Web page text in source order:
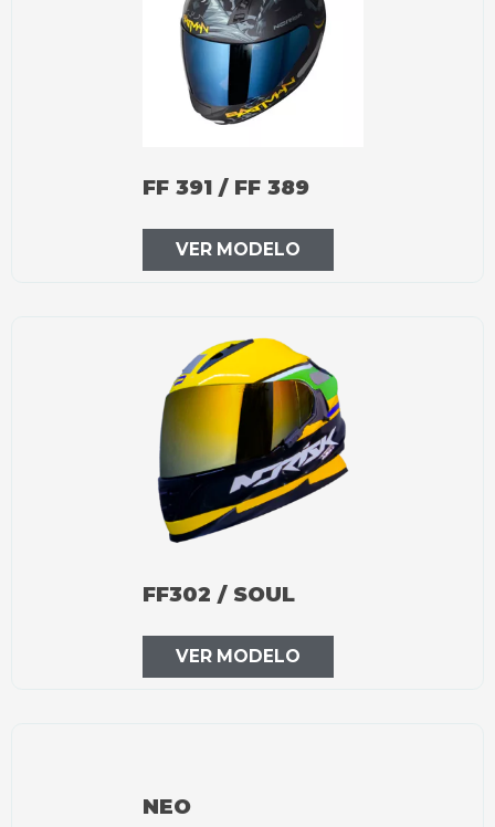
FF 391 / FF 389
VER MODELO
FF302 / SOUL
VER MODELO
NEO